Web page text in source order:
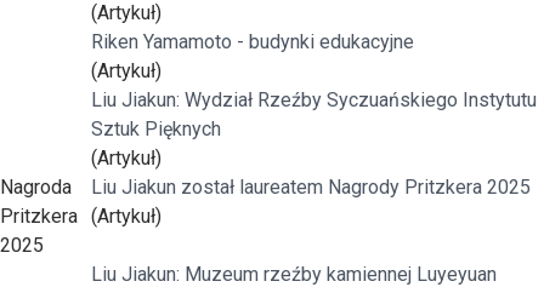
(Artykuł)
Riken Yamamoto - budynki edukacyjne
(Artykuł)
Liu Jiakun: Wydział Rzeźby Syczuańskiego Instytutu
Sztuk Pięknych
(Artykuł)
Nagroda
Pritzkera
2025
Liu Jiakun został laureatem Nagrody Pritzkera 2025
(Artykuł)
Liu Jiakun: Muzeum rzeźby kamiennej Luyeyuan